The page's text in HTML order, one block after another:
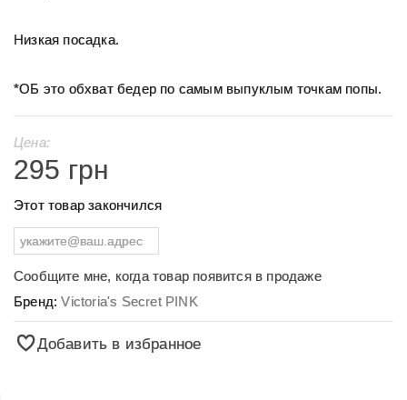
Низкая посадка.
*ОБ это обхват бедер по самым выпуклым точкам попы.
Цена:
295 грн
Этот товар закончился
Сообщите мне, когда товар появится в продаже
Бренд:Victoria's Secret PINK
Добавить в избранное